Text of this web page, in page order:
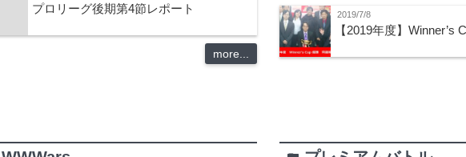
プロリーグ後期第4節レポート
more...
2019/7/8
【2019年度】Winner’s